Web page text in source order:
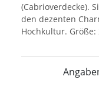
(Cabrioverdecke).
den dezenten
Hochkultur. Größe: